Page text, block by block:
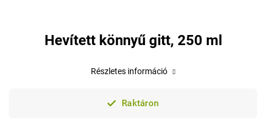
Hevített könnyű gitt, 250 ml
Raktáron
Részletes információ